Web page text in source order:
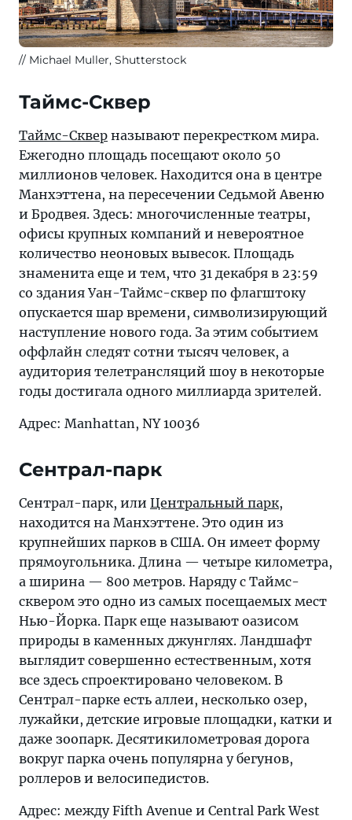
Michael Muller, Shutterstock
Таймс-Сквер
Таймс-Сквер называют перекрестком мира.
Ежегодно площадь посещают около 50
миллионов человек. Находится она в центре
Манхэттена, на пересечении Седьмой Авеню
и Бродвея. Здесь: многочисленные театры,
офисы крупных компаний и невероятное
количество неоновых вывесок. Площадь
знаменита еще и тем, что 31 декабря в 23:59
со здания Уан-Таймс-сквер по флагштоку
опускается шар времени, символизирующий
наступление нового года. За этим событием
оффлайн следят сотни тысяч человек, а
аудитория телетрансляций шоу в некоторые
годы достигала одного миллиарда зрителей.
Адрес: Manhattan, NY 10036
Сентрал-парк
Сентрал-парк, или Центральный парк,
находится на Манхэттене. Это один из
крупнейших парков в США. Он имеет форму
прямоугольника. Длина — четыре километра,
а ширина — 800 метров. Наряду с Таймс-
сквером это одно из самых посещаемых мест
Нью-Йорка. Парк еще называют оазисом
природы в каменных джунглях. Ландшафт
выглядит совершенно естественным, хотя
все здесь спроектировано человеком. В
Сентрал-парке есть аллеи, несколько озер,
лужайки, детские игровые площадки, катки и
даже зоопарк. Десятикилометровая дорога
вокруг парка очень популярна у бегунов,
роллеров и велосипедистов.
Адрес: между Fifth Avenue и Central Park West